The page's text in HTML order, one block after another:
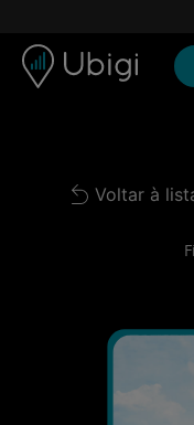
Back to list
Voltar à